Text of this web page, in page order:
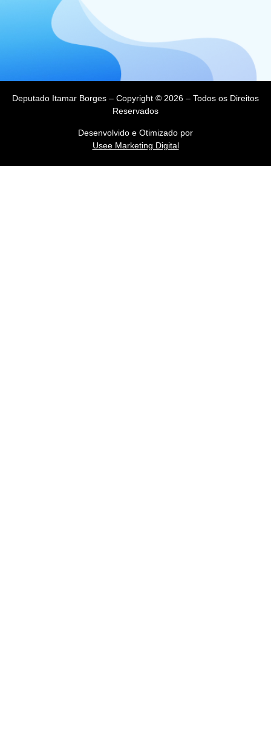
Deputado Itamar Borges – Copyright © 2026 – Todos os Direitos
Reservados
Desenvolvido e Otimizado por
Usee Marketing Digital